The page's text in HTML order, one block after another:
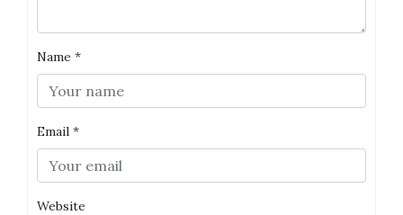
Name *
Email *
Website